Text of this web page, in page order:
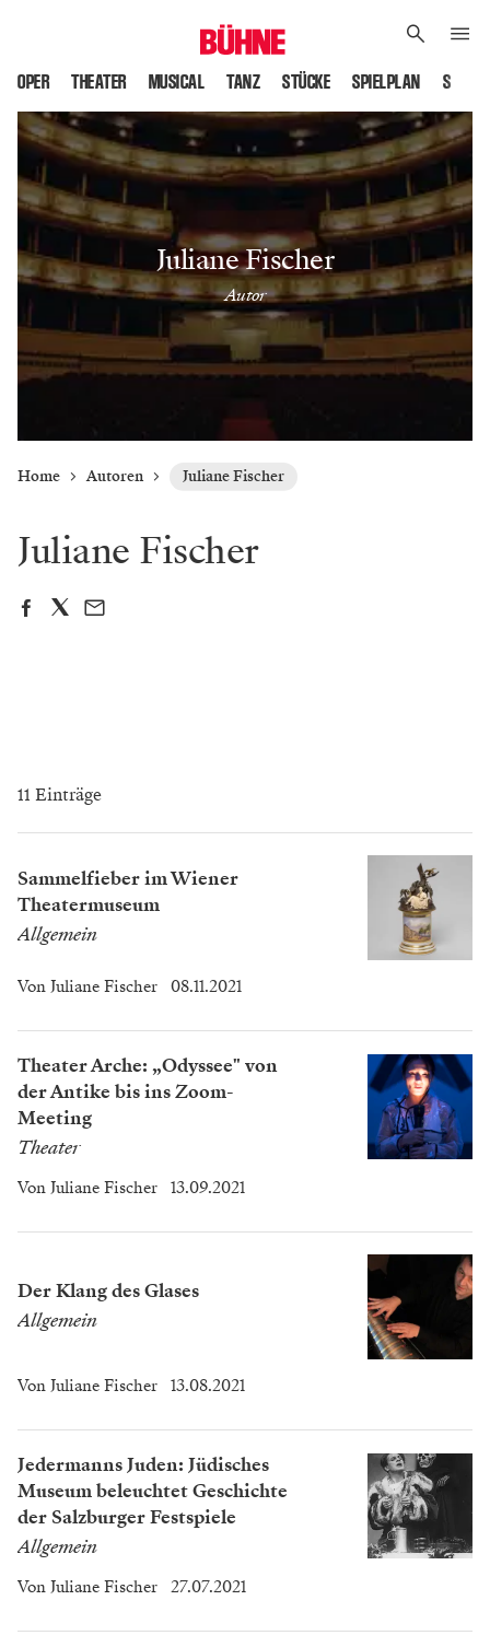
OPER THEATER MUSICAL TANZ STÜCKE SPIELPLAN
Juliane Fischer
Autor
Home Autoren Juliane Fischer
Juliane Fischer
11 Einträge
Sammelfieber im Wiener
Theatermuseum
Allgemein
Von Juliane Fischer 08.11.2021
Theater Arche: „Odyssee" von
der Antike bis ins Zoom-
Meeting
Theater
Von Juliane Fischer 13.09.2021
Der Klang des Glases
Allgemein
Von Juliane Fischer 13.08.2021
Jedermanns Juden: Jüdisches
Museum beleuchtet Geschichte
der Salzburger Festspiele
Allgemein
Von Juliane Fischer 27.07.2021